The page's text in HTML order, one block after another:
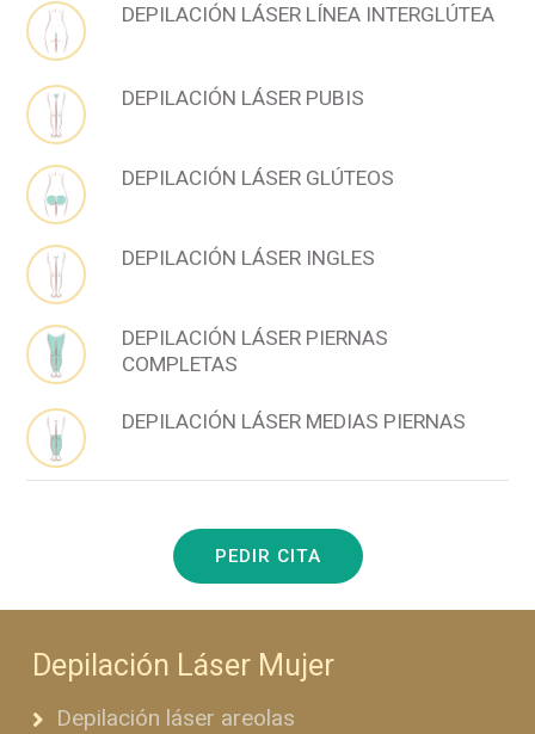
DEPILACIÓN LÁSER LÍNEA INTERGLÚTEA
DEPILACIÓN LÁSER PUBIS
DEPILACIÓN LÁSER GLÚTEOS
DEPILACIÓN LÁSER INGLES
DEPILACIÓN LÁSER PIERNAS
COMPLETAS
DEPILACIÓN LÁSER MEDIAS PIERNAS
PEDIR CITA
Depilación Láser Mujer
Depilación láser areolas